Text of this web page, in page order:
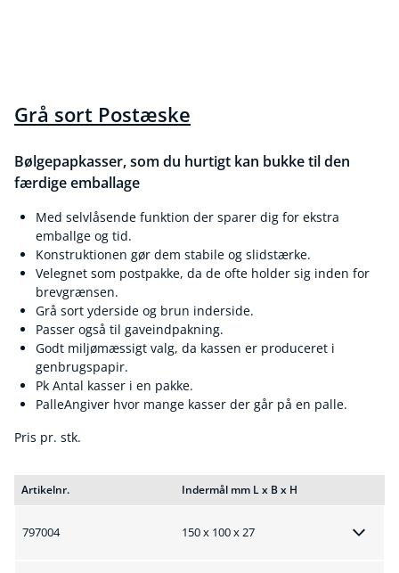
Grå sort Postæske
Bølgepapkasser, som du hurtigt kan bukke til den
færdige emballage
Med selvlåsende funktion der sparer dig for ekstra
emballge og tid.
Konstruktionen gør dem stabile og slidstærke.
Velegnet som postpakke, da de ofte holder sig inden for
brevgrænsen.
Grå sort yderside og brun inderside.
Passer også til gaveindpakning.
Godt miljømæssigt valg, da kassen er produceret i
genbrugspapir.
Pk Antal kasser i en pakke.
PalleAngiver hvor mange kasser der går på en palle.
Pris pr. stk.
Artikelnr. Indermål mm L x B x H
797004 150 x 100 x 27